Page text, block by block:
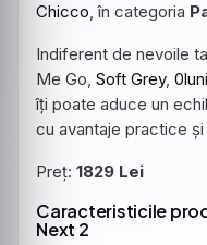
Chicco, în categoria
Indiferent de nevoile
Me Go, Soft Grey, 0luni
îți poate aduce un
cu avantaje practice
Preț: 1829 Lei
Caracteristicile
Next 2